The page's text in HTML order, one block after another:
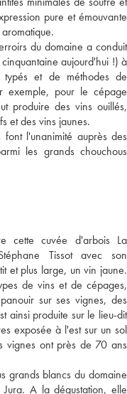
pure et émouvante
du domaine a conduit
aujourd'hui !) à
et de méthodes de
exemple, pour le cépage
produire des vins ouillés,
et des vins jaunes.
l'unanimité auprès des
les grands chouchous
cette cuvée d'arbois La
Tissot avec son
et plus large, un vin jaune.
de vins et de cépages,
sur ses vignes, des
ainsi produite sur le lieu-dit
exposée à l'est sur un sol
vignes ont près de 70 ans
grands blancs du domaine
A la dégustation, elle